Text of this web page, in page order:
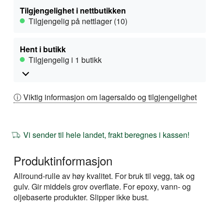
Tilgjengelighet i nettbutikken
Tilgjengelig på nettlager (10)
Hent i butikk
Tilgjengelig i 1 butikk
ⓘ Viktig informasjon om lagersaldo og tilgjengelighet
Vi sender til hele landet, frakt beregnes i kassen!
Produktinformasjon
Allround-rulle av høy kvalitet. For bruk til vegg, tak og
gulv. Gir middels grov overflate. For epoxy, vann- og
oljebaserte produkter. Slipper ikke bust.